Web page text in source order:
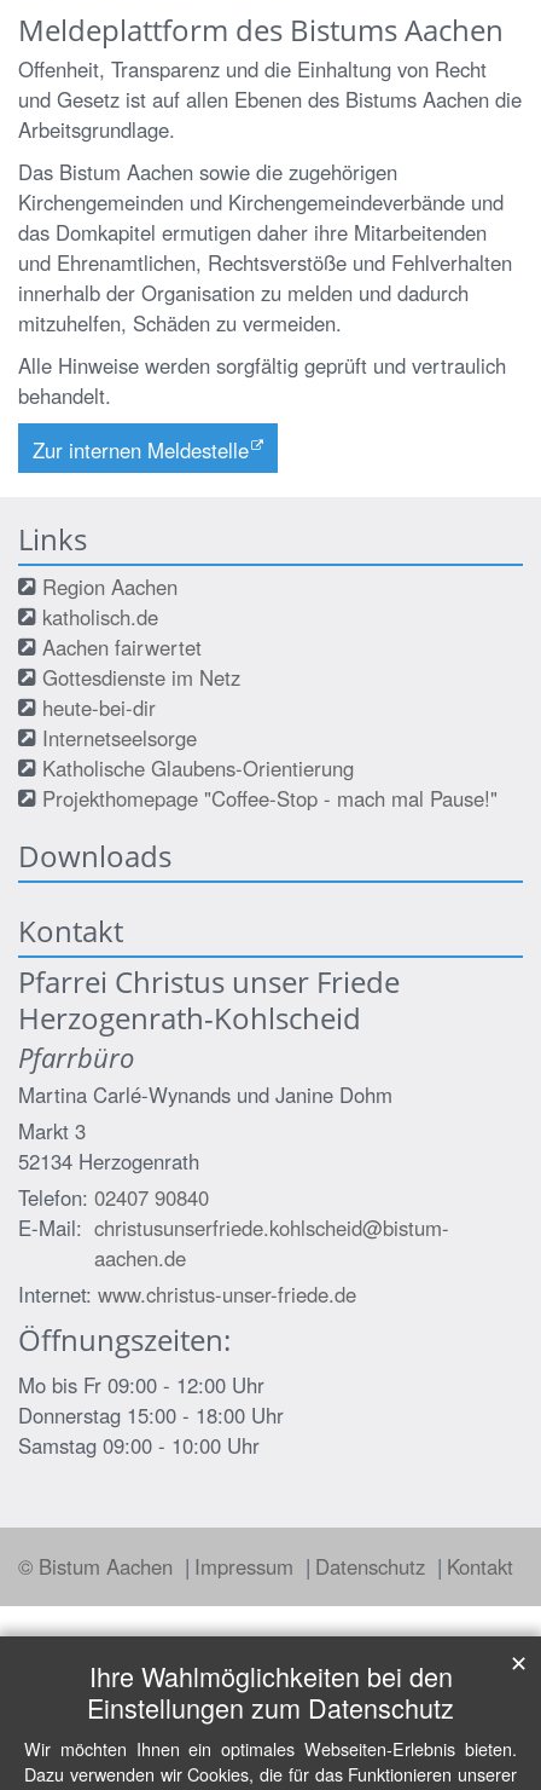
Meldeplattform des Bistums Aachen
Offenheit, Transparenz und die Einhaltung von Recht
und Gesetz ist auf allen Ebenen des Bistums Aachen die
Arbeitsgrundlage.
Das Bistum Aachen sowie die zugehörigen
Kirchengemeinden und Kirchengemeindeverbände und
das Domkapitel ermutigen daher ihre Mitarbeitenden
und Ehrenamtlichen, Rechtsverstöße und Fehlverhalten
innerhalb der Organisation zu melden und dadurch
mitzuhelfen, Schäden zu vermeiden.
Alle Hinweise werden sorgfältig geprüft und vertraulich
behandelt.
Zur internen Meldestelle
Links
Region Aachen
katholisch.de
Aachen fairwertet
Gottesdienste im Netz
heute-bei-dir
Internetseelsorge
Katholische Glaubens-Orientierung
Projekthomepage "Coffee-Stop - mach mal Pause!"
Downloads
Kontakt
Pfarrei Christus unser Friede
Herzogenrath-Kohlscheid
Pfarrbüro
Martina Carlé-Wynands und Janine Dohm
Markt 3
52134 Herzogenrath
Telefon: 02407 90840
E-Mail: christusunserfriede.kohlscheid@bistum-
aachen.de
Internet: www.christus-unser-friede.de
Öffnungszeiten:
Mo bis Fr 09:00 - 12:00 Uhr
Donnerstag 15:00 - 18:00 Uhr
Samstag 09:00 - 10:00 Uhr
© Bistum Aachen Impressum Datenschutz Kontakt
Ihre Wahlmöglichkeiten bei den
Einstellungen zum Datenschutz
Wir möchten Ihnen ein optimales Webseiten-Erlebnis bieten.
Dazu verwenden wir Cookies, die für das Funktionieren unserer
✕